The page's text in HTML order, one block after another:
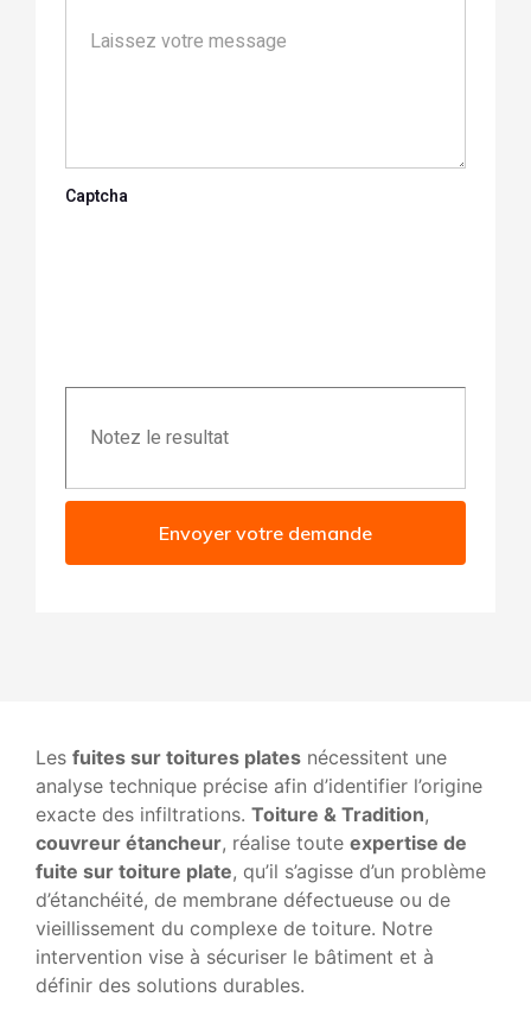
Captcha
Envoyer votre demande
Les fuites sur toitures plates nécessitent une
analyse technique précise afin d’identifier l’origine
exacte des infiltrations. Toiture & Tradition,
couvreur étancheur, réalise toute expertise de
fuite sur toiture plate, qu’il s’agisse d’un problème
d’étanchéité, de membrane défectueuse ou de
vieillissement du complexe de toiture. Notre
intervention vise à sécuriser le bâtiment et à
définir des solutions durables.